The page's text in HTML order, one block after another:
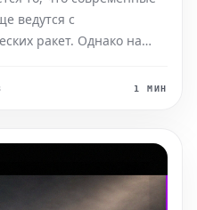
ведутся с
ракет. Однако на
систем
1 МИН